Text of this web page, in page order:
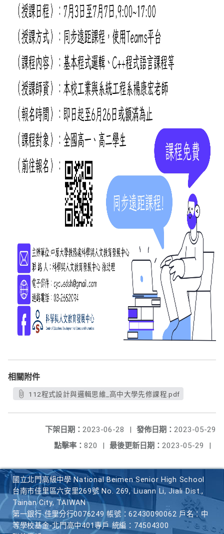
相關附件
112程式設計與邏輯思維_高中大學先修課程.pdf
發佈日期： 2023-05-29
下架日期： 2023-06-28
|
最後更新日期： 2023-05-29 |
點擊率： 820 |
國立北門高級中學 National Beimen Senior High School
台南市佳里區六安里269號 No. 269, Liuann Li, Jiali Dist.,
Tainan City, TAIWAN
第一銀行 佳里分行0076249 帳號：62430090062 戶名：中
等學校基金-北門高中401專戶 統編：74504300